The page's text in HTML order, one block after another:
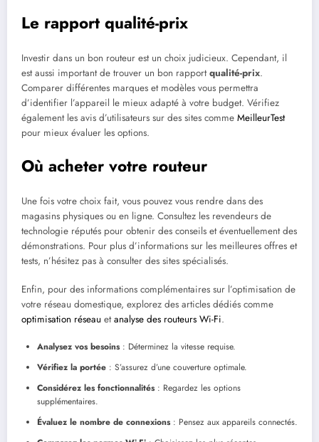
Le rapport qualité-prix
Investir dans un bon routeur est un choix judicieux. Cependant, il
est aussi important de trouver un bon rapportqualité-prix.
Comparer différentes marques et modèles vous permettra
d’identifier l’appareil le mieux adapté à votre budget. Vérifiez
également les avis d’utilisateurs sur des sites comme MeilleurTest
pour mieux évaluer les options.
Où acheter votre routeur
Une fois votre choix fait, vous pouvez vous rendre dans des
magasins physiques ou en ligne. Consultez les revendeurs de
technologie réputés pour obtenir des conseils et éventuellement des
démonstrations. Pour plus d’informations sur les meilleures offres et
tests, n’hésitez pas à consulter des sites spécialisés.
Enfin, pour des informations complémentaires sur l’optimisation de
votre réseau domestique, explorez des articles dédiés comme
optimisation réseau etanalyse des routeurs Wi-Fi.
Analysez vos besoins: Déterminez la vitesse requise.
Vérifiez la portée : S’assurez d’une couverture optimale.
Considérez les fonctionnalités: Regardez les options
supplémentaires.
Évaluez le nombre de connexions: Pensez aux appareils connectés.